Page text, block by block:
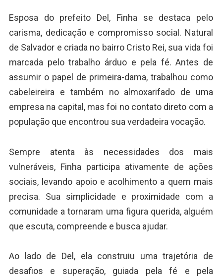
Esposa do prefeito Del, Finha se destaca pelo
carisma, dedicação e compromisso social. Natural
de Salvador e criada no bairro Cristo Rei, sua vida foi
marcada pelo trabalho árduo e pela fé. Antes de
assumir o papel de primeira-dama, trabalhou como
cabeleireira e também no almoxarifado de uma
empresa na capital, mas foi no contato direto com a
população que encontrou sua verdadeira vocação.
Sempre atenta às necessidades dos mais
vulneráveis, Finha participa ativamente de ações
sociais, levando apoio e acolhimento a quem mais
precisa. Sua simplicidade e proximidade com a
comunidade a tornaram uma figura querida, alguém
que escuta, compreende e busca ajudar.
Ao lado de Del, ela construiu uma trajetória de
desafios e superação, guiada pela fé e pela